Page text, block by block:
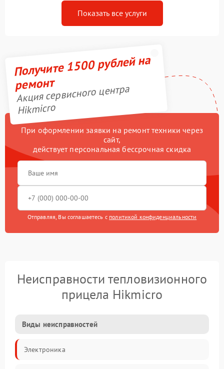
Показать все услуги
Получите 1500 рублей на
ремонт
Акция сервисного центра
Hikmicro
При оформлении заявки на ремонт техники через
сайт,
действует персональная бессрочная скидка
Отправляя, Вы соглашаетесь с политикой конфиденциальности
Неисправности тепловизионного
прицела Hikmicro
Виды неисправностей
Электроника